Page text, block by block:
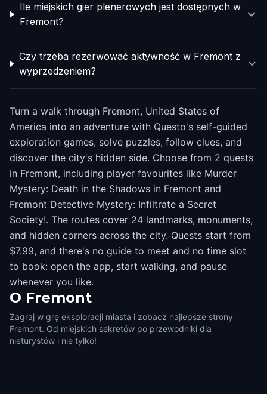
Ile miejskich gier plenerowych jest dostępnych w
Fremont?
Czy trzeba rezerwować aktywność w Fremont z
wyprzedzeniem?
Turn a walk through Fremont, United States of
America into an adventure with Questo's self-guided
exploration games, solve puzzles, follow clues, and
discover the city's hidden side. Choose from 2 quests
in Fremont, including player favourites like Murder
Mystery: Death in the Shadows in Fremont and
Fremont Detective Mystery: Infiltrate a Secret
Society!. The routes cover 24 landmarks, monuments,
and hidden corners across the city. Quests start from
$7.99, and there's no guide to meet and no time slot
to book: open the app, start walking, and pause
whenever you like.
O Fremont
Zagraj w grę eksploracji miasta i zobacz najlepsze strony
Fremont. Od miejskich sekretów po przewodniki dla
nieturystów i nie tylko!